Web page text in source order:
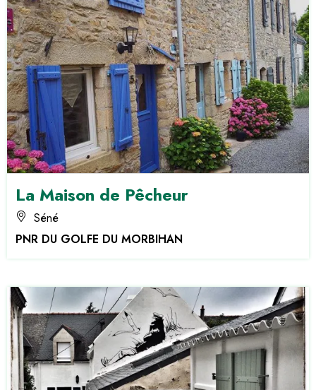
La Maison de Pêcheur
Séné
PNR DU GOLFE DU MORBIHAN